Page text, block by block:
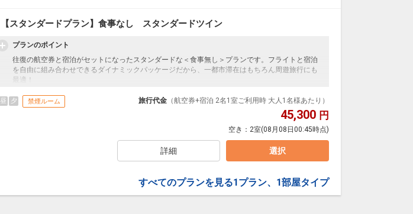
【スタンダードプラン】食事なし スタンダードツイン
プランのポイント
往復の航空券と宿泊がセットになったスタンダードな＜食事無し＞プランです。フライトと宿泊
を自由に組み合わせできるダイナミックパッケージだから、一都市滞在はもちろん周遊旅行にも
最適！
フライトは、安心のJAL（またはJALグループ）確約！フライトマイル50%貯まります。
オプションでレンタカーや現地交通・体験プランなどの追加（同時予約）が可能なプランもござ
昼 夕 禁煙ルーム 旅行代金 （航空券+宿泊 2名1室ご利用時 大人1名様あたり）
45,300 円
空き： 2室(08月08日00:45時点)
詳細 選択
すべてのプランを見る1プラン、1部屋タイプ